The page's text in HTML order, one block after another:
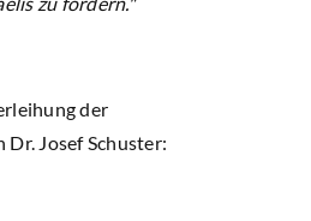
der
Josef Schuster: